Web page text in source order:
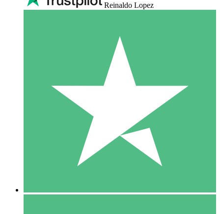
Reinaldo Lopez